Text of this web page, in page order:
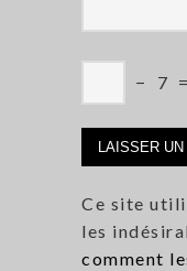
− 7 =
Ce site
les
comment